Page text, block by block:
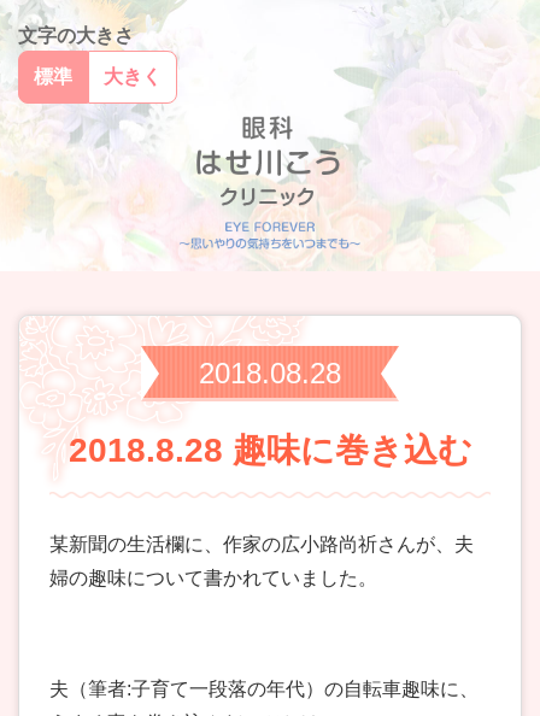
文字の大きさ
標準
大きく
2018.08.28
2018.8.28 趣味に巻き込む
某新聞の生活欄に、作家の広小路尚祈さんが、夫
婦の趣味について書かれていました。
夫（筆者:子育て一段落の年代）の自転車趣味に、